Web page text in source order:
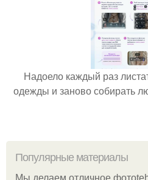
Надоело каждый раз
одежды и заново собирать
Популярные материалы